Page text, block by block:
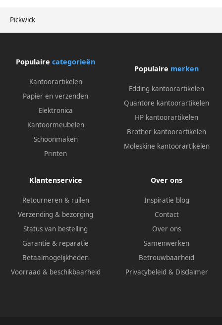
Pickwick
Populaire categorieën
Kantoorartikelen
Papier en verzenden
Elektronica
Kantoormeubelen
Schoonmaken
Printen
Populaire merken
Edding kantoorartikelen
Quantore kantoorartikelen
HP kantoorartikelen
Brother kantoorartikelen
Moleskine kantoorartikelen
Klantenservice
Retourneren & ruilen
Verzending & bezorging
Status van bestelling
Garantie & reparatie
Betaalmogelijkheden
Voorraad & beschikbaarheid
Over ons
Inspiratie blog
Contact
Over ons
Samenwerken
Betrouwbaarheid
Privacybeleid & Disclaimer